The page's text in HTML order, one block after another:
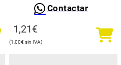
Contactar
1,21€
1,00€